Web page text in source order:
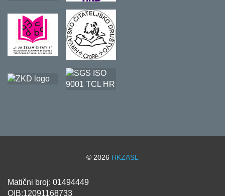
© 2026 HKZASL
Matični broj: 01494449
OIB:12091168733